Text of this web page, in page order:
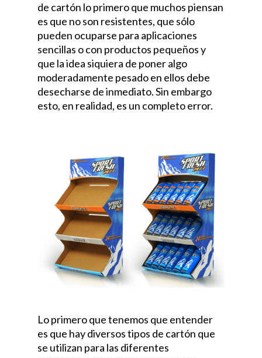
de cartón lo primero que muchos piensan
es que no son resistentes, que sólo
pueden ocuparse para aplicaciones
sencillas o con productos pequeños y
que la idea siquiera de poner algo
moderadamente pesado en ellos debe
desecharse de inmediato. Sin embargo
esto, en realidad, es un completo error.
Lo primero que tenemos que entender
es que hay diversos tipos de cartón que
se utilizan para las diferentes